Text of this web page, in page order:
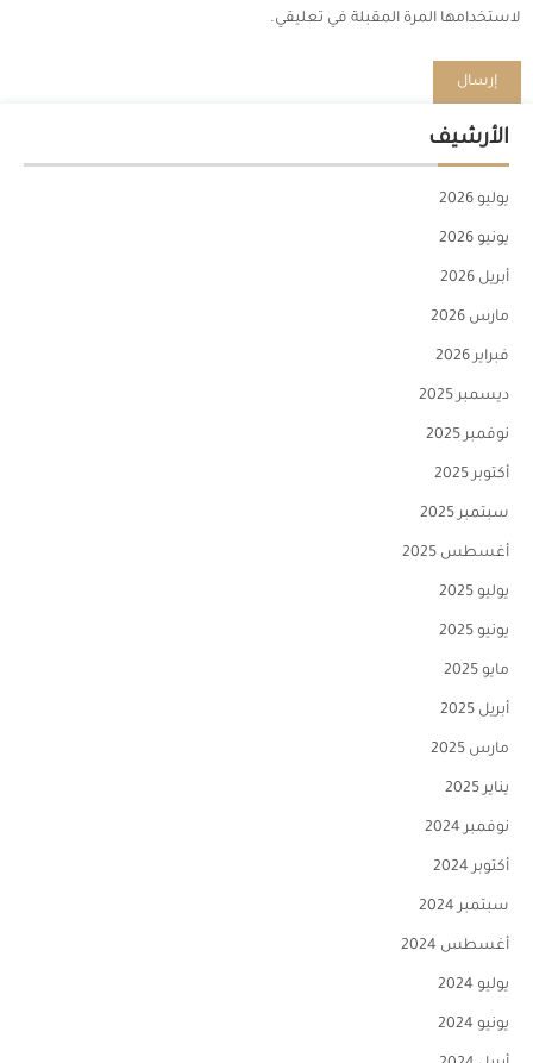
لاستخدامها المرة المقبلة في تعليقي.
الأرشيف
يوليو 2026
يونيو 2026
أبريل 2026
مارس 2026
فبراير 2026
ديسمبر 2025
نوفمبر 2025
أكتوبر 2025
سبتمبر 2025
أغسطس 2025
يوليو 2025
يونيو 2025
مايو 2025
أبريل 2025
مارس 2025
يناير 2025
نوفمبر 2024
أكتوبر 2024
سبتمبر 2024
أغسطس 2024
يوليو 2024
يونيو 2024